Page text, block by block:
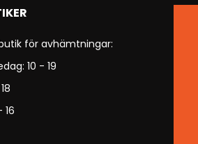
för avhämtningar:
10 - 19
16